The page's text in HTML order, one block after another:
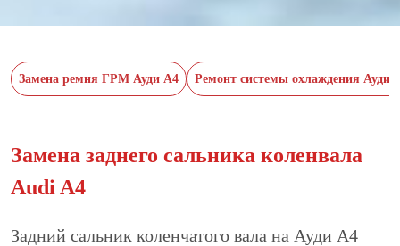
Замена ремня ГРМ Ауди А4 Ремонт системы охлаждения Ауди
Замена заднего сальника коленвала
Audi A4
Задний сальник коленчатого вала на Ауди А4